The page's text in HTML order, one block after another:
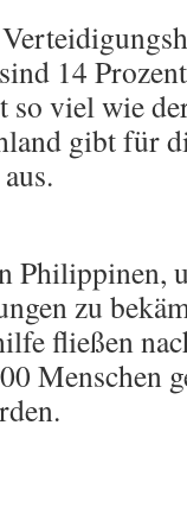
14
viel wie
gibt für
Philippinen,
zu
fließen
Menschen